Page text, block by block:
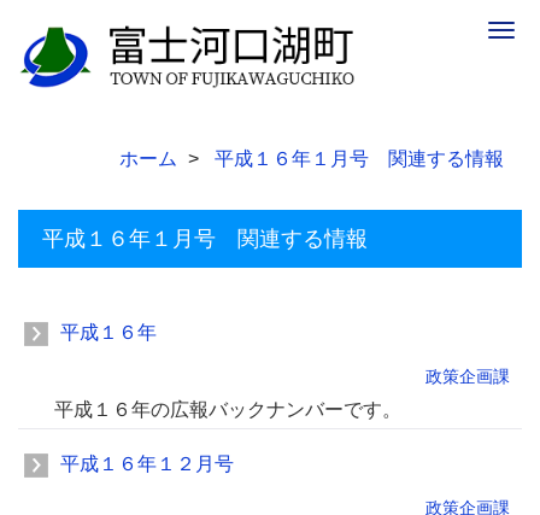
ホーム 平成１６年１月号 関連する情報
平成１６年１月号 関連する情報
平成１６年
政策企画課
平成１６年の広報バックナンバーです。
平成１６年１２月号
政策企画課